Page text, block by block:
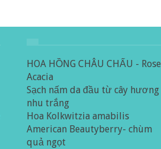
HOA HỒNG CHÂU CHẤU - Rose
Acacia
Sạch nấm da đầu từ cây hương
nhu trắng
Hoa Kolkwitzia amabilis
American Beautyberry- chùm
quả ngọt